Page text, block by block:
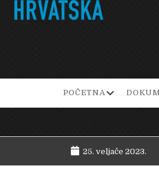
POČETNAopen
menu
25. veljače 2023.